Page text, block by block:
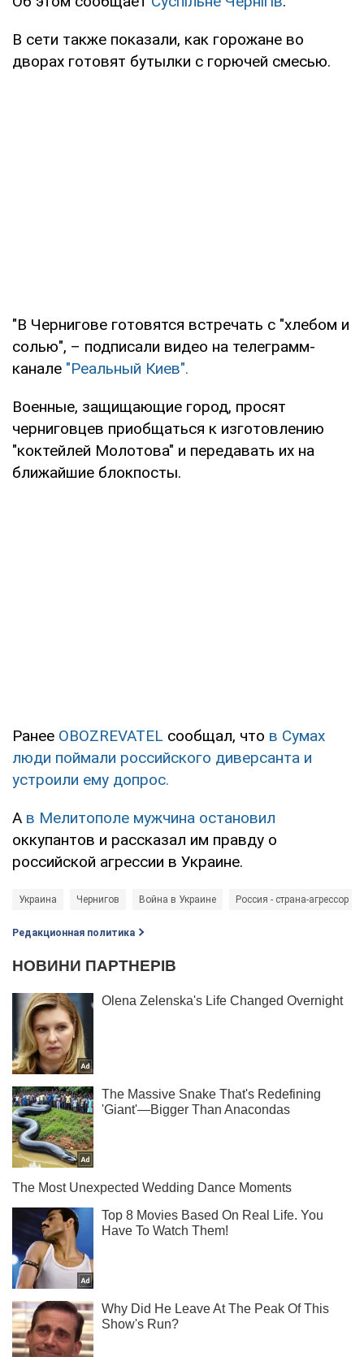
В сети также показали, как горожане во
дворах готовят бутылки с горючей смесью.
"В Чернигове готовятся встречать с "хлебом и
солью", – подписали видео на телеграмм-
канале "Реальный Киев".
Военные, защищающие город, просят
черниговцев приобщаться к изготовлению
"коктейлей Молотова" и передавать их на
ближайшие блокпосты.
Ранее OBOZREVATEL сообщал, что в Сумах
люди поймали российского диверсанта и
устроили ему допрос.
А в Мелитополе мужчина остановил
оккупантов и рассказал им правду о
российской агрессии в Украине.
Украина Чернигов Война в Украине Россия - страна-агрессор
Редакционная политика